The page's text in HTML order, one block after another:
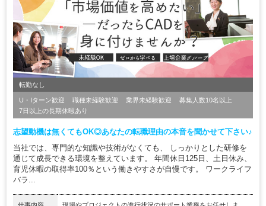
転勤なし
U・Iターン歓迎 職種未経験歓迎 業界未経験歓迎
募集人数10名以上
7日以上の長期休暇あり
志望動機は無くてもOK◎あなたの転職理由の本音を聞かせて下さい♪
当社では、専門的な知識や技術がなくても、 しっかりとした研修を
通じて成長できる環境を整えています。 年間休日125日、土日休み、
育児休暇の取得率100％という働きやすさが自慢です。 ワークライフ
バラ...